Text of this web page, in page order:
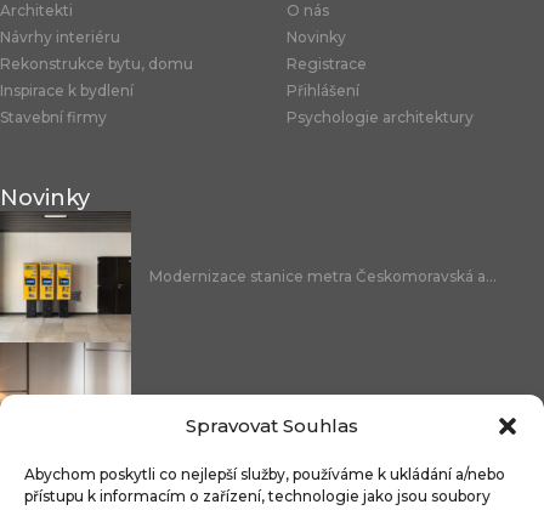
Spravovat Souhlas
Abychom poskytli co nejlepší služby, používáme k ukládání a/nebo
přístupu k informacím o zařízení, technologie jako jsou soubory
Architekti
Návrhy interiéru
Rekonstrukce bytu, domu
Inspirace k bydlení
Stavební firmy
O nás
Novinky
Registrace
Přihlášení
Psychologie architektury
Novinky
Modernizace stanice metra Českomoravská a...